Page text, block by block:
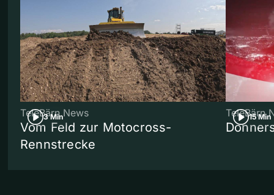
3 Min
TeleBärn News
Vom Feld zur Motocross-
Rennstrecke
15 Min
TeleBärn